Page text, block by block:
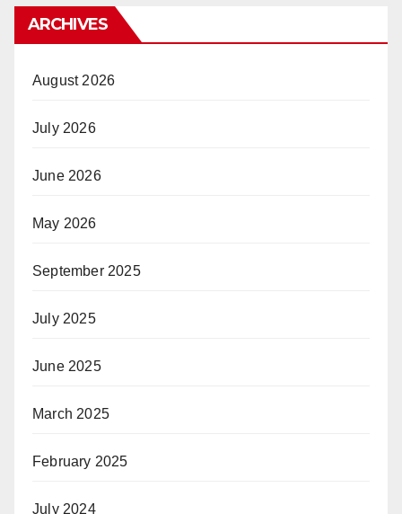
ARCHIVES
August 2026
July 2026
June 2026
May 2026
September 2025
July 2025
June 2025
March 2025
February 2025
July 2024